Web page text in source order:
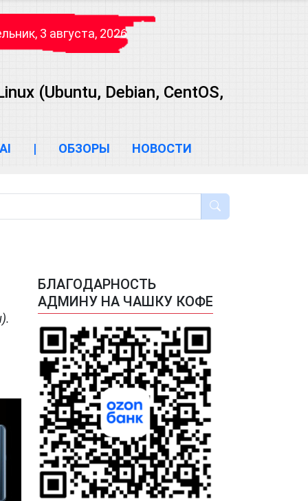
3 августа, 2026
(Ubuntu, Debian, CentOS,
AI | ОБЗОРЫ НОВОСТИ
БЛАГОДАРНОСТЬ
АДМИНУ НА ЧАШКУ КОФЕ